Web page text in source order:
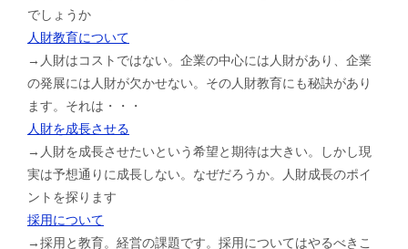
でしょうか
人財教育について
→人財はコストではない。企業の中心には人財があり、企業
の発展には人財が欠かせない。その人財教育にも秘訣があり
ます。それは・・・
人財を成長させる
→人財を成長させたいという希望と期待は大きい。しかし現
実は予想通りに成長しない。なぜだろうか。人財成長のポイ
ントを探ります
採用について
→採用と教育。経営の課題です。採用についてはやるべきこ